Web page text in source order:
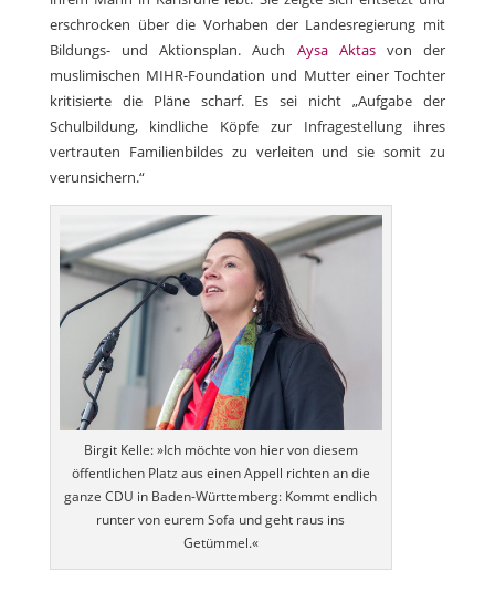
erschrocken über die Vorhaben der Landesregierung mit
Bildungs- und Aktionsplan. Auch Aysa Aktasvon der
muslimischen MIHR-Foundation und Mutter einer Tochter
kritisierte die Pläne scharf. Es sei nicht „Aufgabe der
Schulbildung, kindliche Köpfe zur Infragestellung ihres
vertrauten Familienbildes zu verleiten und sie somit zu
verunsichern.“
Birgit Kelle: »Ich möchte von hier von diesem
öffentlichen Platz aus einen Appell richten an die
ganze CDU in Baden-Württemberg: Kommt endlich
runter von eurem Sofa und geht raus ins
Getümmel.«